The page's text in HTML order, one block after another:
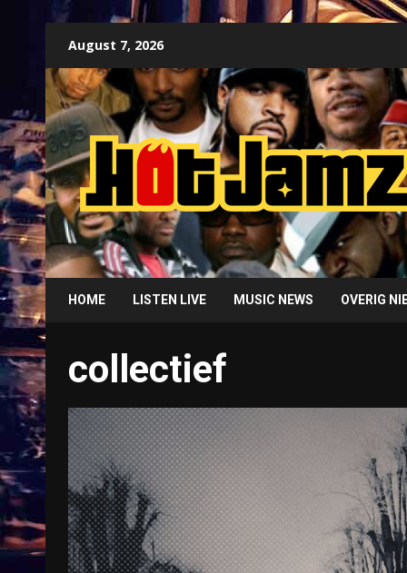
content
August 7, 2026
HOME LISTEN LIVE MUSIC NEWS OVERIG
collectief
Treinkaartjes worden duurder,
abonnementen verdwijnen
9 months ago